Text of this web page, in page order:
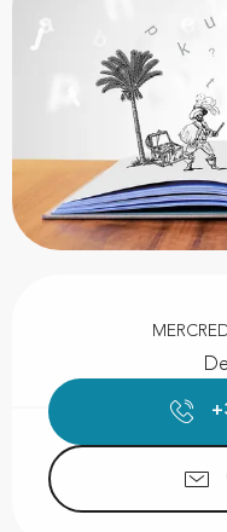
Ouverture et